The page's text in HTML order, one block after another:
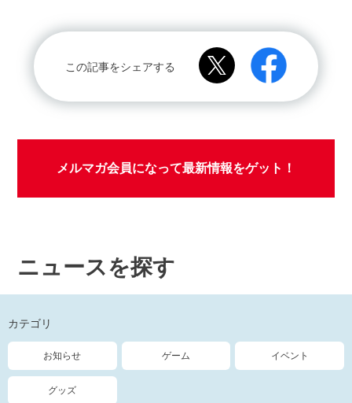
この記事をシェアする
メルマガ会員になって最新情報をゲット！
ニュースを探す
カテゴリ
お知らせ ゲーム イベント
グッズ